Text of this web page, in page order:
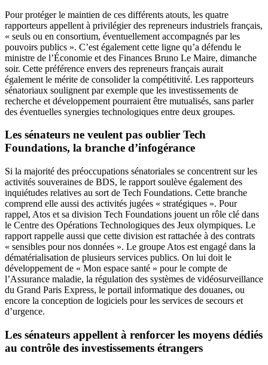
Pour protéger le maintien de ces différents atouts, les quatre
rapporteurs appellent à privilégier des repreneurs industriels français,
« seuls ou en consortium, éventuellement accompagnés par les
pouvoirs publics ». C’est également cette ligne qu’a défendu le
ministre de l’Économie et des Finances Bruno Le Maire, dimanche
soir. Cette préférence envers des repreneurs français aurait
également le mérite de consolider la compétitivité. Les rapporteurs
sénatoriaux soulignent par exemple que les investissements de
recherche et développement pourraient être mutualisés, sans parler
des éventuelles synergies technologiques entre deux groupes.
Les sénateurs ne veulent pas oublier Tech
Foundations, la branche d’infogérance
Si la majorité des préoccupations sénatoriales se concentrent sur les
activités souveraines de BDS, le rapport soulève également des
inquiétudes relatives au sort de Tech Foundations. Cette branche
comprend elle aussi des activités jugées « stratégiques ». Pour
rappel, Atos et sa division Tech Foundations jouent un rôle clé dans
le Centre des Opérations Technologiques des Jeux olympiques. Le
rapport rappelle aussi que cette division est rattachée à des contrats
« sensibles pour nos données ». Le groupe Atos est engagé dans la
dématérialisation de plusieurs services publics. On lui doit le
développement de « Mon espace santé » pour le compte de
l’Assurance maladie, la régulation des systèmes de vidéosurveillance
du Grand Paris Express, le portail informatique des douanes, ou
encore la conception de logiciels pour les services de secours et
d’urgence.
Les sénateurs appellent à renforcer les moyens dédiés
au contrôle des investissements étrangers